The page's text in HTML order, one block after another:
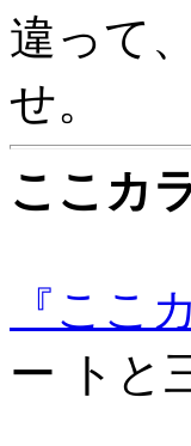
違って
せ。
ここカ
『ここ
ー トと